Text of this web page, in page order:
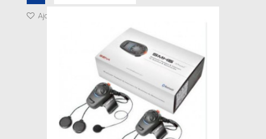
Ajouter à ma liste de cadeaux